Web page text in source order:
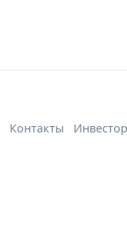
Контакты